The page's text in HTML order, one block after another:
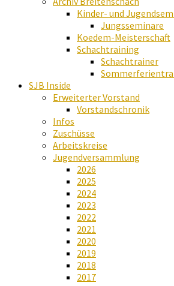
Kinder- und
Jungsseminare
Koedem-Meisterschaft
Schachtraining
Schachtrainer
SJB Inside
Erweiterter Vorstand
Vorstandschronik
Infos
Zuschüsse
Arbeitskreise
Jugendversammlung
2026
2025
2024
2023
2022
2021
2020
2019
2018
2017